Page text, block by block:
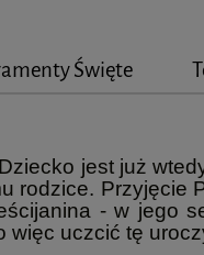
Święte
jest już
rodzice. Przyjęcie
- w jego
uczcić tę